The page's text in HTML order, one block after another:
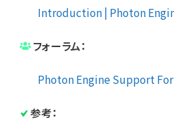
Introduction | Photon
フォーラム：
Photon Engine Support
参考：